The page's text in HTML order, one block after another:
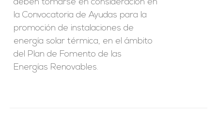
deben tomarse en consideración en
la Convocatoria de Ayudas para la
promoción de instalaciones de
energía solar térmica, en el ámbito
del Plan de Fomento de las
Energías Renovables.